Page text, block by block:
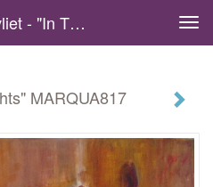
Marion Janssen-Quaadvliet - "In The Spotlights" MARQUA817
MARQUA817